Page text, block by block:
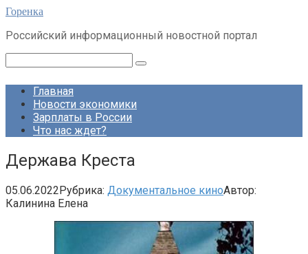
Перейти
контенту
Горенка
Российский информационный новостной портал
Главная
Новости экономики
Зарплаты в России
Что нас ждет?
Держава Креста
05.06.2022Рубрика: Документальное киноАвтор:
Калинина Елена